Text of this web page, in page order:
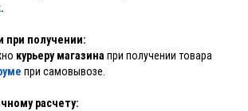
.
при получении:
курьеру магазина при получении товара
при самовывозе.
расчету: